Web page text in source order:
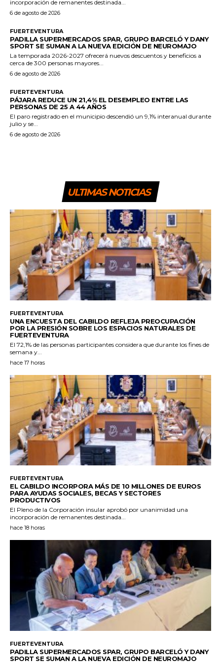
incorporación de remanentes destinada...
6 de agosto de 2026
FUERTEVENTURA
PADILLA SUPERMERCADOS SPAR, GRUPO BARCELÓ Y DANY
SPORT SE SUMAN A LA NUEVA EDICIÓN DE NEUROMAJO
La temporada 2026-2027 ofrecerá nuevos descuentos y beneficios a
cerca de 300 personas mayores...
6 de agosto de 2026
FUERTEVENTURA
PÁJARA REDUCE UN 21,4% EL DESEMPLEO ENTRE LAS
PERSONAS DE 25 A 44 AÑOS
El paro registrado en el municipio descendió un 9,1% interanual durante
julio y se...
6 de agosto de 2026
ULTIMAS NOTICIAS
FUERTEVENTURA
UNA ENCUESTA DEL CABILDO REFLEJA PREOCUPACIÓN
POR LA PRESIÓN SOBRE LOS ESPACIOS NATURALES DE
FUERTEVENTURA
El 72,1% de las personas participantes considera que durante los fines de
semana y...
hace 17 horas
FUERTEVENTURA
EL CABILDO INCORPORA MÁS DE 10 MILLONES DE EUROS
PARA AYUDAS SOCIALES, BECAS Y SECTORES
PRODUCTIVOS
El Pleno de la Corporación insular aprobó por unanimidad una
incorporación de remanentes destinada...
hace 18 horas
FUERTEVENTURA
PADILLA SUPERMERCADOS SPAR, GRUPO BARCELÓ Y DANY
SPORT SE SUMAN A LA NUEVA EDICIÓN DE NEUROMAJO